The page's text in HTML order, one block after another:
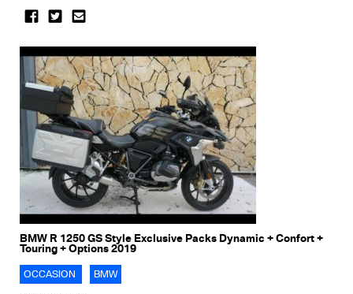
BMW R 1250 GS Style Exclusive Packs Dynamic + Confort +
Touring + Options 2019
OCCASION BMW